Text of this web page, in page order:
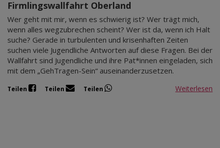
Firmlingswallfahrt Oberland
Wer geht mit mir, wenn es schwierig ist? Wer trägt mich,
wenn alles wegzubrechen scheint? Wer ist da, wenn ich Halt
suche? Gerade in turbulenten und krisenhaften Zeiten
suchen viele Jugendliche Antworten auf diese Fragen. Bei der
Wallfahrt sind Jugendliche und ihre Pat*innen eingeladen, sich
mit dem „GehTragen-Sein“ auseinanderzusetzen.
Teilen Teilen Teilen Weiterlesen